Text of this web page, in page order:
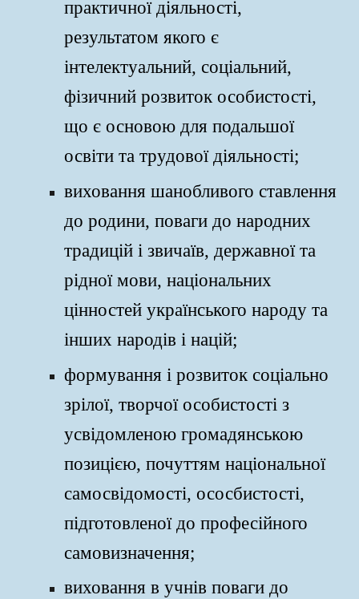
практичної діяльності,
результатом якого є
інтелектуальний, соціальний,
фізичний розвиток особистості,
що є основою для подальшої
освіти та трудової діяльності;
виховання шанобливого ставлення
до родини, поваги до народних
традицій і звичаїв, державної та
рідної мови, національних
цінностей українського народу та
інших народів і націй;
формування і розвиток соціально
зрілої, творчої особистості з
усвідомленою громадянською
позицією, почуттям національної
самосвідомості, ососбистості,
підготовленої до професійного
самовизначення;
виховання в учнів поваги до